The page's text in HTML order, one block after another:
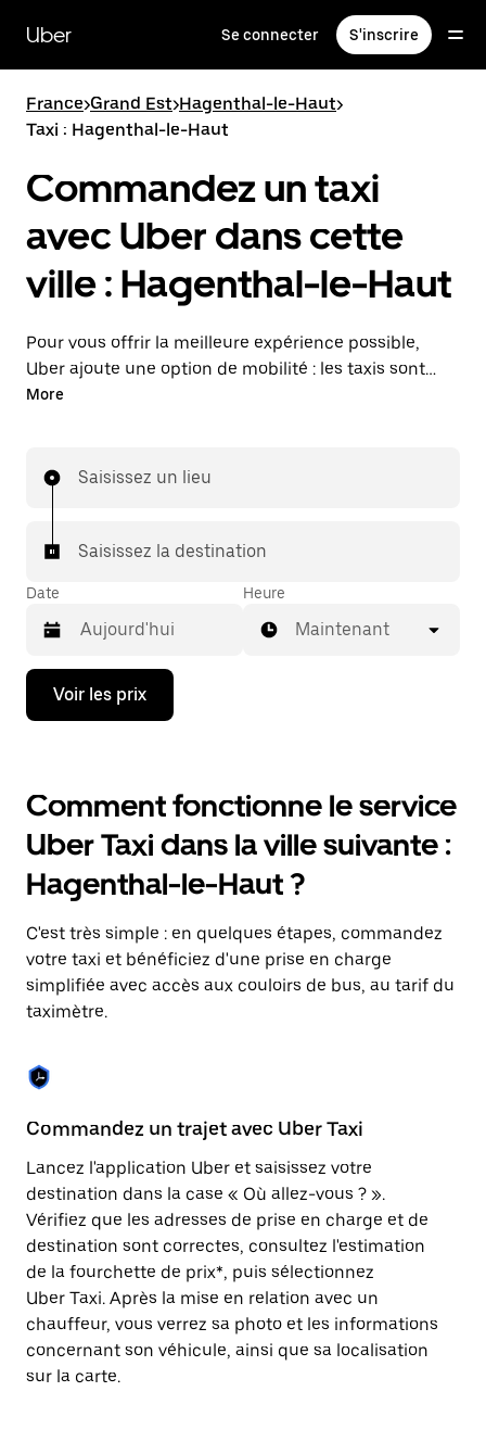
contenu
principal
Uber Se connecter S'inscrire
France>Grand Est>Hagenthal-le-Haut>
Taxi : Hagenthal-le-Haut
Commandez un taxi
avec Uber dans cette
ville : Hagenthal-le-Haut
Pour vous offrir la meilleure expérience possible,
Uber ajoute une option de mobilité : les taxis sont
maintenant disponibles dans l'application. Uber Taxi :
More
Saisissez un lieu
Saisissez la destination
Date
Appuyez
la
bas
pour
ouvrir
le
calendrier
et
une
date.
Appuyez
sur
la
pour
fermer
calendrier.
Heure
Maintenant
Voir les prix
Comment fonctionne le service
Uber Taxi dans la ville suivante :
Hagenthal-le-Haut ?
C'est très simple : en quelques étapes, commandez
votre taxi et bénéficiez d'une prise en charge
simplifiée avec accès aux couloirs de bus, au tarif du
taximètre.
Commandez un trajet avec Uber Taxi
Lancez l'application Uber et saisissez votre
destination dans la case « Où allez-vous ? ».
Vérifiez que les adresses de prise en charge et de
destination sont correctes, consultez l'estimation
de la fourchette de prix*, puis sélectionnez
Uber Taxi. Après la mise en relation avec un
chauffeur, vous verrez sa photo et les informations
concernant son véhicule, ainsi que sa localisation
sur la carte.